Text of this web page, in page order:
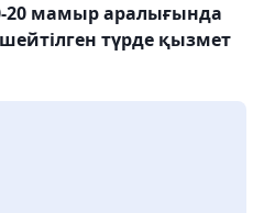
20 мамыр аралығында
түрде қызмет